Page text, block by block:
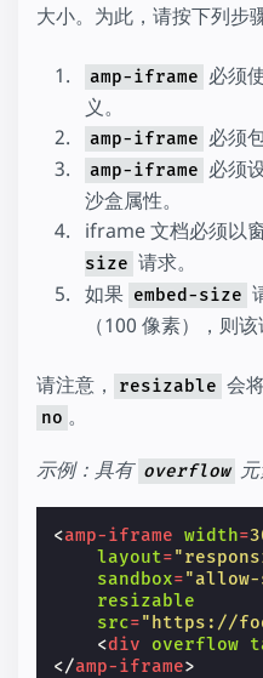
大小。为此，请按下列步
amp-iframe 必须
义。
amp-iframe 必须
amp-iframe 必须
沙盒属性。
iframe 文档必须以
size 请求。
如果 embed-size
（100 像素），则
请注意， resizable 会
no 。
示例：具有 overflow
<amp-iframe width=
layout=
sandbox=
resizable
src="https://
<div overflow
</amp-iframe>